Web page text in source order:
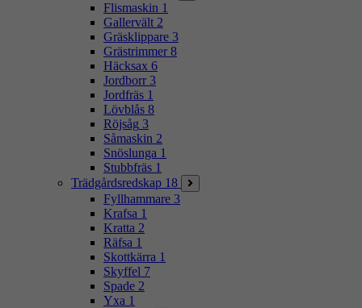
Flismaskin 1
Gallervält 2
Gräsklippare 3
Grästrimmer 8
Häcksax 6
Jordborr 3
Jordfräs 1
Lövblås 8
Röjsåg 3
Såmaskin 2
Snöslunga 1
Stubbfräs 1
Trädgårdsredskap 18
Fyllhammare 3
Krafsa 1
Kratta 2
Räfsa 1
Skottkärra 1
Skyffel 7
Spade 2
Yxa 1